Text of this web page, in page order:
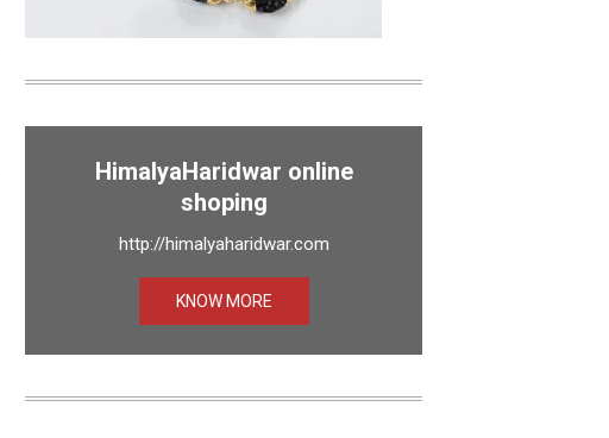
HimalyaHaridwar online
shoping
http://himalyaharidwar.com
KNOW MORE